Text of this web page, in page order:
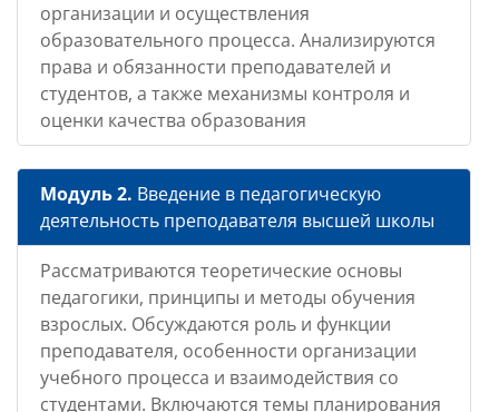
организации и осуществления
образовательного процесса. Анализируются
права и обязанности преподавателей и
студентов, а также механизмы контроля и
оценки качества образования
Модуль 2. Введение в педагогическую
деятельность преподавателя высшей школы
Рассматриваются теоретические основы
педагогики, принципы и методы обучения
взрослых. Обсуждаются роль и функции
преподавателя, особенности организации
учебного процесса и взаимодействия со
студентами. Включаются темы планирования